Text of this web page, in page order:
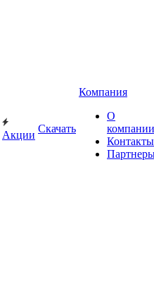
Акции
Скачать
Компания
О
компании
Контакты